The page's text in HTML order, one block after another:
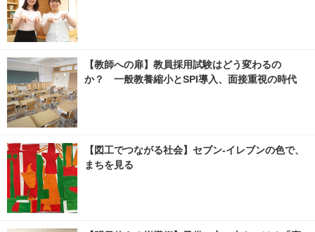
【教師への扉】教員採用試験はどう変わるの
か？ 一般教養縮小とSPI導入、面接重視の時代
【図工でつながる社会】セブン‐イレブンの色で、
まちを見る